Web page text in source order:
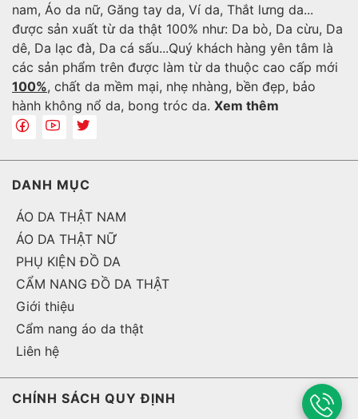
nam, Áo da nữ, Găng tay da, Ví da, Thắt lưng da...
được sản xuất từ da thật 100% như: Da bò, Da cừu, Da
dê, Da lạc đà, Da cá sấu...Quý khách hàng yên tâm là
các sản phẩm trên được làm từ da thuộc cao cấp mới
100%, chất da mềm mại, nhẹ nhàng, bền đẹp, bảo
hành không nổ da, bong tróc da. Xem thêm
DANH MỤC
ÁO DA THẬT NAM
ÁO DA THẬT NỮ
PHỤ KIỆN ĐỒ DA
CẨM NANG ĐỒ DA THẬT
Giới thiệu
Cẩm nang áo da thật
Liên hệ
CHÍNH SÁCH QUY ĐỊNH